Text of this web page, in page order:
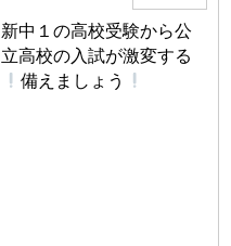
新中１の高校受験から公
立高校の入試が激変する
備えましょう